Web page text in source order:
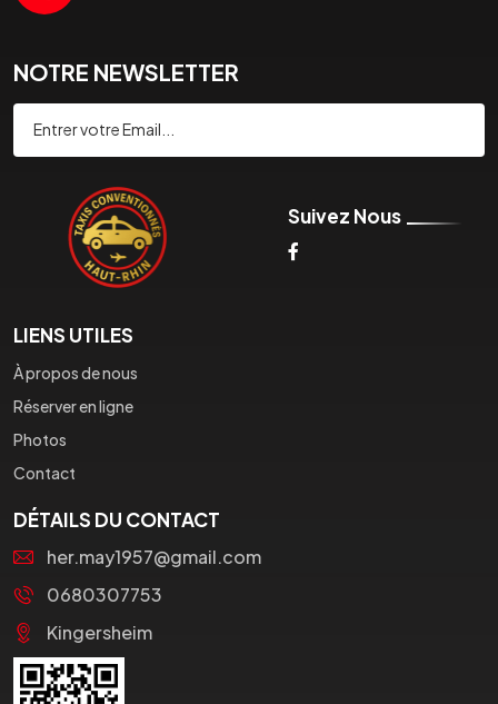
NOTRE NEWSLETTER
Suivez Nous
LIENS UTILES
À propos de nous
Réserver en ligne
Photos
Contact
DÉTAILS DU CONTACT
her.may1957@gmail.com
0680307753
Kingersheim